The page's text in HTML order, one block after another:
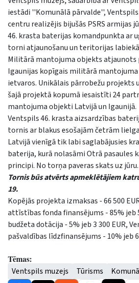
iestādi ''Komunālā pārvalde'',
centru realizējis bijušās PSRS armijas
46. krasta baterijas komandpunkta ar
torni atjaunošanu un teritorijas
Militārā mantojuma objekts
Igaunijas kopīgais militārā
ietvaros. Unikālais pārrobežu projekts
šajā projektā kopumā iesaistīti 24
mantojuma objekti Latvijā un Igaunijā.
Ventspils 46. krasta aizsardzības
tornis ar blakus esošajām četrām
Latvijā vienīgā tik labi saglabājusies
baterija, kurā nolasāmi Otrā pasaules
principi. No torņa paveras skats uz jūru.
Tornis būs atvērts apmeklētājiem
19.
Kopējās projekta izmaksas - 66 500
attīstības fonda finansējums - 85% jeb
budžeta dotācija - 5% jeb 3 300 EUR,
pašvaldības līdzfinansējums - 10% jeb 6
Tēmas:
Ventspils muzejs Tūrisms